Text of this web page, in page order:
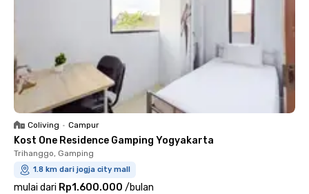
Coliving • Campur
Kost One Residence Gamping Yogyakarta
Trihanggo, Gamping
1.8 km dari jogja city mall
mulai dari Rp1.600.000 /bulan